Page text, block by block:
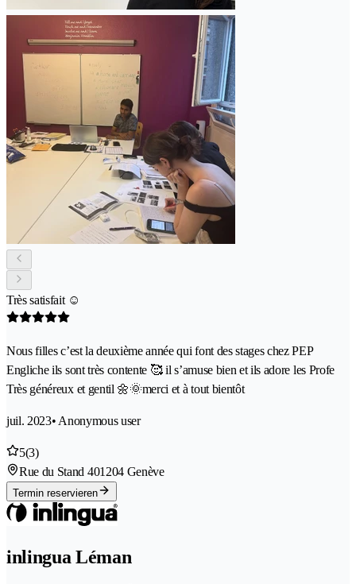
Très satisfait ☺️
Nous filles c’est la deuxième année qui font des stages chez PEP
Engliche ils sont très contente 🥰 il s’amuse bien et ils adore les Profe
Très généreux et gentil 🌼🌞merci et à tout bientôt
juil. 2023• Anonymous user
5(3)
Rue du Stand 401204 Genève
Termin reservieren
inlingua Léman